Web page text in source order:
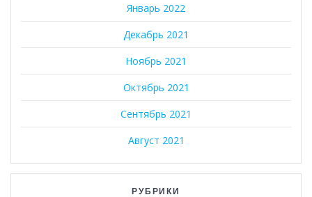
Январь 2022
Декабрь 2021
Ноябрь 2021
Октябрь 2021
Сентябрь 2021
Август 2021
РУБРИКИ